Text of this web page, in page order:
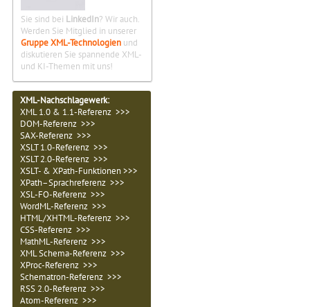
Sie sind bei LinkedIn? Wir auch.
Werden Sie Mitglied in unserer
Gruppe XML-Technologien und
diskutieren Sie spannende XML-
und KI-Themen mit uns!
XML-Nachschlagewerk:
XML 1.0 & 1.1-Referenz >>>
DOM-Referenz >>>
SAX-Referenz >>>
XSLT 1.0-Referenz >>>
XSLT 2.0-Referenz >>>
XSLT- & XPath-Funktionen >>>
XPath–Sprachreferenz >>>
XSL-FO-Referenz >>>
WordML-Referenz >>>
HTML/XHTML-Referenz >>>
CSS-Referenz >>>
MathML-Referenz >>>
XML Schema-Referenz >>>
XProc-Referenz >>>
Schematron-Referenz >>>
RSS 2.0-Referenz >>>
Atom-Referenz >>>